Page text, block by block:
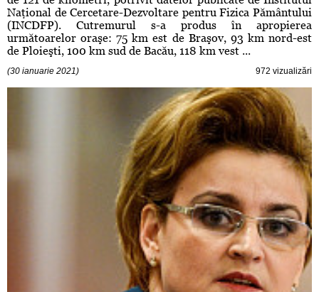
Naţional de Cercetare-Dezvoltare pentru Fizica Pământului
(INCDFP). Cutremurul s-a produs în apropierea
următoarelor oraşe: 75 km est de Braşov, 93 km nord-est
de Ploieşti, 100 km sud de Bacău, 118 km vest ...
(30 ianuarie 2021) 972 vizualizări